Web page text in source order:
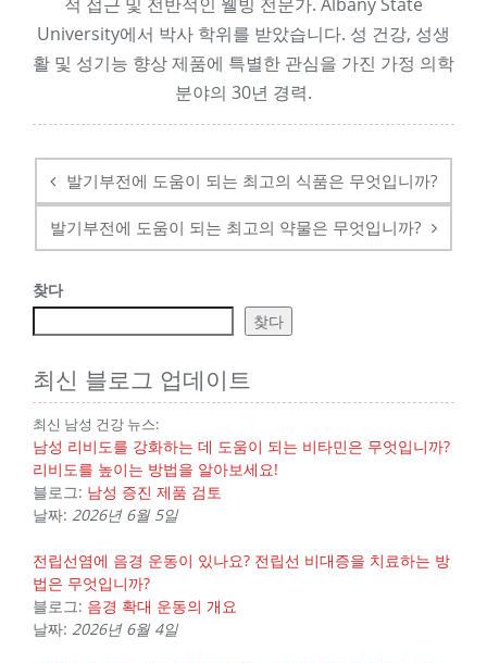
University에서 박사 학위를 받았습니다. 성 건강, 성생
활 및 성기능 향상 제품에 특별한 관심을 가진 가정 의학
분야의 30년 경력.
색
후 발기부전에 도움이 되는 최고의 식품은 무엇입니까?
발기부전에 도움이 되는 최고의 약물은 무엇입니까?
찾다
찾다
최신 블로그 업데이트
최신 남성 건강 뉴스:
남성 리비도를 강화하는 데 도움이 되는 비타민은 무엇입니까?
리비도를 높이는 방법을 알아보세요!
블로그: 남성 증진 제품 검토
날짜: 2026년 6월 5일
전립선염에 음경 운동이 있나요? 전립선 비대증을 치료하는 방
법은 무엇입니까?
블로그: 음경 확대 운동의 개요
날짜: 2026년 6월 4일